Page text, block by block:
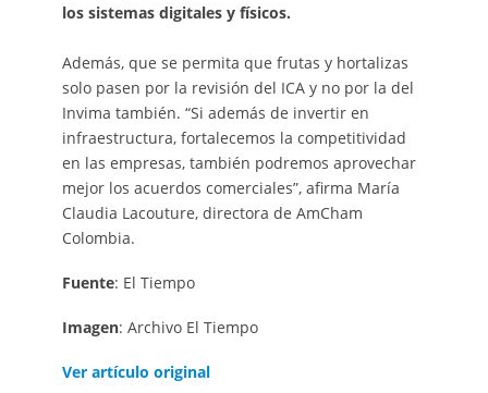
los sistemas digitales y físicos.
Además, que se permita que frutas y hortalizas
solo pasen por la revisión del ICA y no por la del
Invima también. “Si además de invertir en
infraestructura, fortalecemos la competitividad
en las empresas, también podremos aprovechar
mejor los acuerdos comerciales”, afirma María
Claudia Lacouture, directora de AmCham
Colombia.
Fuente: El Tiempo
Imagen: Archivo El Tiempo
Ver artículo original